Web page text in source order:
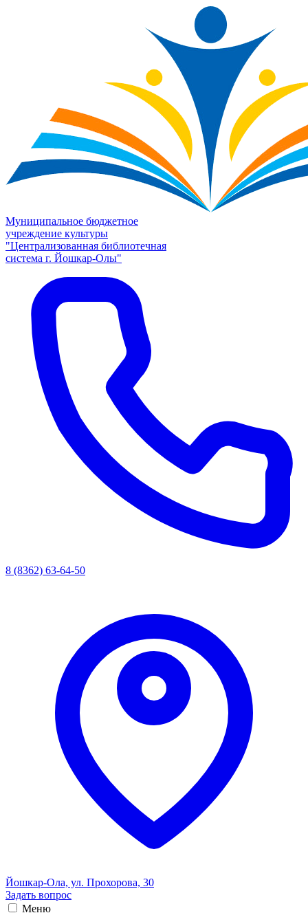
Муниципальное бюджетное
учреждение культуры
"Централизованная библиотечная
система г. Йошкар-Олы"
8 (8362) 63-64-50
Йошкар-Ола, ул. Прохорова, 30
Задать вопрос
Меню